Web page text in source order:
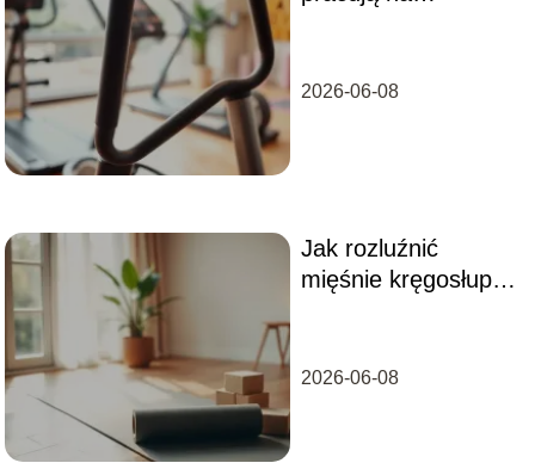
2026-06-08
Jak rozluźnić
mięśnie kręgosłupa
2026-06-08